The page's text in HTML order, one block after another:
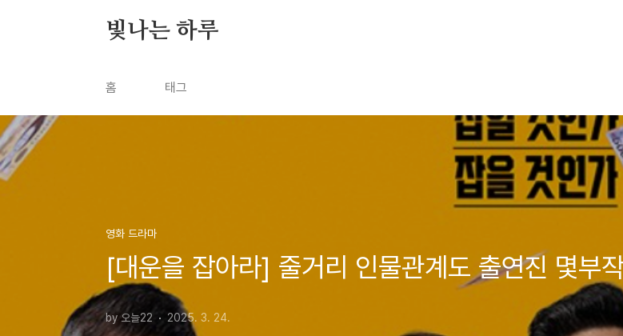
빛나는 하루
홈 태그
영화 드라마
[대운을 잡아라] 줄거리 인물관계도 출연진 몇부
by 오늘22 2025. 3. 24.